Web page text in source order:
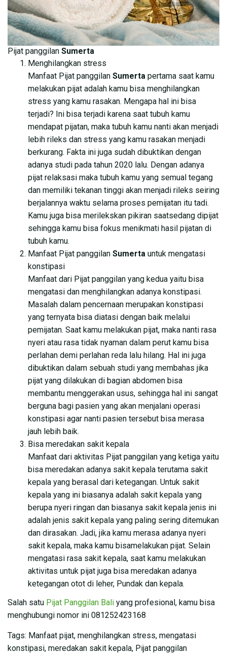
Pijat panggilan Sumerta
Menghilangkan stress
Manfaat Pijat panggilan Sumerta pertama saat kamu
melakukan pijat adalah kamu bisa menghilangkan
stress yang kamu rasakan. Mengapa hal ini bisa
terjadi? Ini bisa terjadi karena saat tubuh kamu
mendapat pijatan, maka tubuh kamu nanti akan menjadi
lebih rileks dan stress yang kamu rasakan menjadi
berkurang. Fakta ini juga sudah dibuktikan dengan
adanya studi pada tahun 2020 lalu. Dengan adanya
pijat relaksasi maka tubuh kamu yang semual tegang
dan memiliki tekanan tinggi akan menjadi rileks seiring
berjalannya waktu selama proses pemijatan itu tadi.
Kamu juga bisa merilekskan pikiran saatsedang dipijat
sehingga kamu bisa fokus menikmati hasil pijatan di
tubuh kamu.
Manfaat Pijat panggilan Sumerta untuk mengatasi
konstipasi
Manfaat dari Pijat panggilan yang kedua yaitu bisa
mengatasi dan menghilangkan adanya konstipasi.
Masalah dalam pencernaan merupakan konstipasi
yang ternyata bisa diatasi dengan baik melalui
pemijatan. Saat kamu melakukan pijat, maka nanti rasa
nyeri atau rasa tidak nyaman dalam perut kamu bisa
perlahan demi perlahan reda lalu hilang. Hal ini juga
dibuktikan dalam sebuah studi yang membahas jika
pijat yang dilakukan di bagian abdomen bisa
membantu menggerakan usus, sehingga hal ini sangat
berguna bagi pasien yang akan menjalani operasi
konstipasi agar nanti pasien tersebut bisa merasa
jauh lebih baik.
Bisa meredakan sakit kepala
Manfaat dari aktivitas Pijat panggilan yang ketiga yaitu
bisa meredakan adanya sakit kepala terutama sakit
kepala yang berasal dari ketegangan. Untuk sakit
kepala yang ini biasanya adalah sakit kepala yang
berupa nyeri ringan dan biasanya sakit kepala jenis ini
adalah jenis sakit kepala yang paling sering ditemukan
dan dirasakan. Jadi, jika kamu merasa adanya nyeri
sakit kepala, maka kamu bisamelakukan pijat. Selain
mengatasi rasa sakit kepala, saat kamu melakukan
aktivitas untuk pijat juga bisa meredakan adanya
ketegangan otot di leher, Pundak dan kepala.
Salah satu Pijat Panggilan Bali yang profesional, kamu bisa
menghubungi nomor ini 081252423168
Tags: Manfaat pijat, menghilangkan stress, mengatasi
konstipasi, meredakan sakit kepala, Pijat panggilan